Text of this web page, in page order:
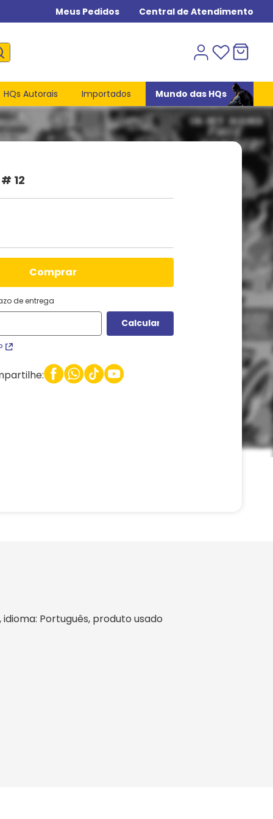
Meus Pedidos Central de Atendimento
HQs Autorais Importados Mundo das HQs
12
comprar
de entrega
idioma: Português, produto usado